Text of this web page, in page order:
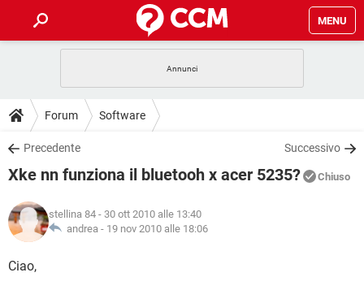
MENU
INTRATTENIMENTO
iOS
INSTAGRAM WHATSAPP
TIKTOK
HARDWARE
GUIDE
COVID-19
INSTAGRAM WHATSAPP
TIKTOK
HARDWARE
DOWNLOAD
COVID-19 GAMING
INTRATTENIMENTO
iOS WINDOWS 10
INSTAGRAM
COVID-19 GAMING
INTRATTENIMENTO
iOS
GLOSSARIO
COVID-19
Forum Software
Precedente Successivo
Xke nn funziona il bluetooh x acer 5235? Chiuso
stellina 84 - 30 ott 2010 alle 13:40
andrea - 19 nov 2010 alle 18:06
Ciao,